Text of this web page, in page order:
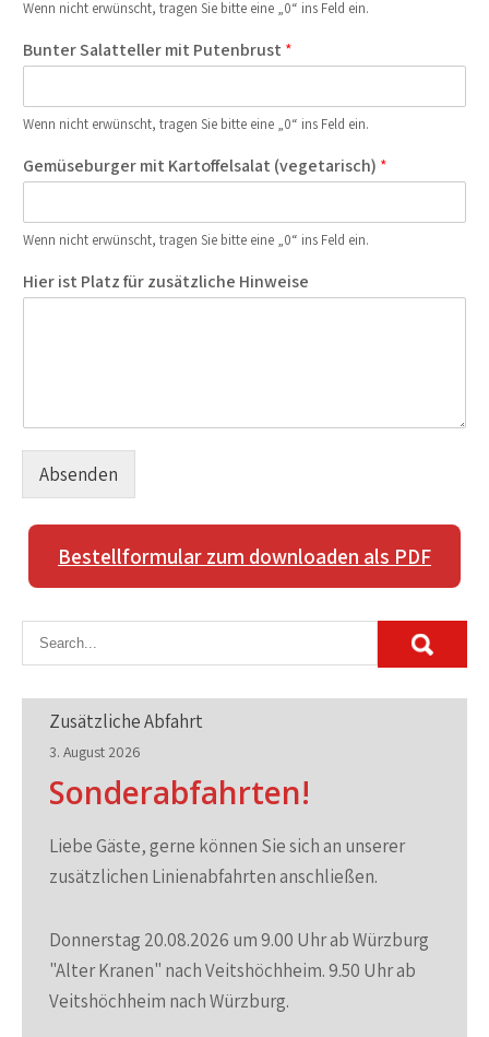
Wenn nicht erwünscht, tragen Sie bitte eine „0“ ins Feld ein.
Bunter Salatteller mit Putenbrust *
Wenn nicht erwünscht, tragen Sie bitte eine „0“ ins Feld ein.
Gemüseburger mit Kartoffelsalat (vegetarisch) *
Wenn nicht erwünscht, tragen Sie bitte eine „0“ ins Feld ein.
Hier ist Platz für zusätzliche Hinweise
Absenden
Bestellformular zum downloaden als PDF
Zusätzliche Abfahrt
3. August 2026
Sonderabfahrten!
Liebe Gäste, gerne können Sie sich an unserer
zusätzlichen Linienabfahrten anschließen.
Donnerstag 20.08.2026 um 9.00 Uhr ab Würzburg
"Alter Kranen" nach Veitshöchheim. 9.50 Uhr ab
Veitshöchheim nach Würzburg.